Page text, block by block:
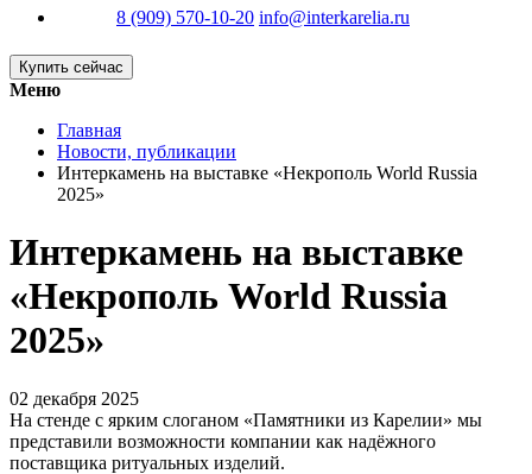
8 (909) 570-10-20 info@interkarelia.ru
Купить сейчас
Меню
Главная
Новости, публикации
Интеркамень на выставке «Некрополь World Russia
2025»
Интеркамень на выставке
«Некрополь World Russia
2025»
02 декабря 2025
На стенде с ярким слоганом «Памятники из Карелии» мы
представили возможности компании как надёжного
поставщика ритуальных изделий.